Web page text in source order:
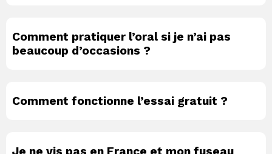
Comment pratiquer l’oral si je n’ai pas
beaucoup d’occasions ?
Comment fonctionne l’essai gratuit ?